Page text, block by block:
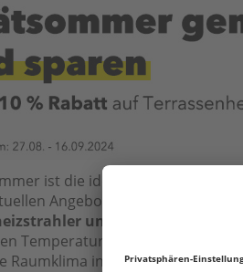
ist die ideale Zeit, um sich
Angeboten können Sie
und Klimalösungen
Temperaturen zu einem
Raumklima in Ihrem Zuhause.